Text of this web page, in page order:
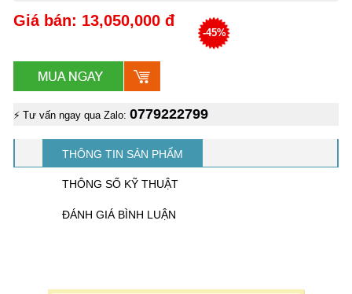
Giá bán: 13,050,000 đ
-45%
⚡ Tư vấn ngay qua Zalo: 0779222799
THÔNG TIN SẢN PHẨM
THÔNG SỐ KỸ THUẬT
ĐÁNH GIÁ BÌNH LUẬN